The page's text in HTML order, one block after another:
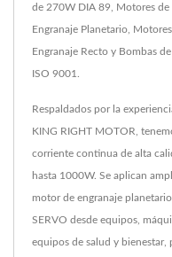
de 270W DIA 89, Motores
Engranaje Planetario,
Engranaje Recto y Bombas
ISO 9001.
Respaldados por la
KING RIGHT MOTOR,
corriente continua de alta
hasta 1000W. Se aplican
motor de engranaje
SERVO desde equipos,
equipos de salud y bienestar,